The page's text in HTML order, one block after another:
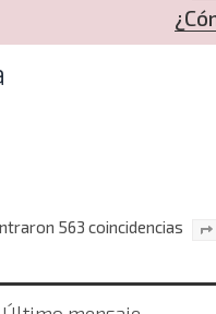
563 coincidencias